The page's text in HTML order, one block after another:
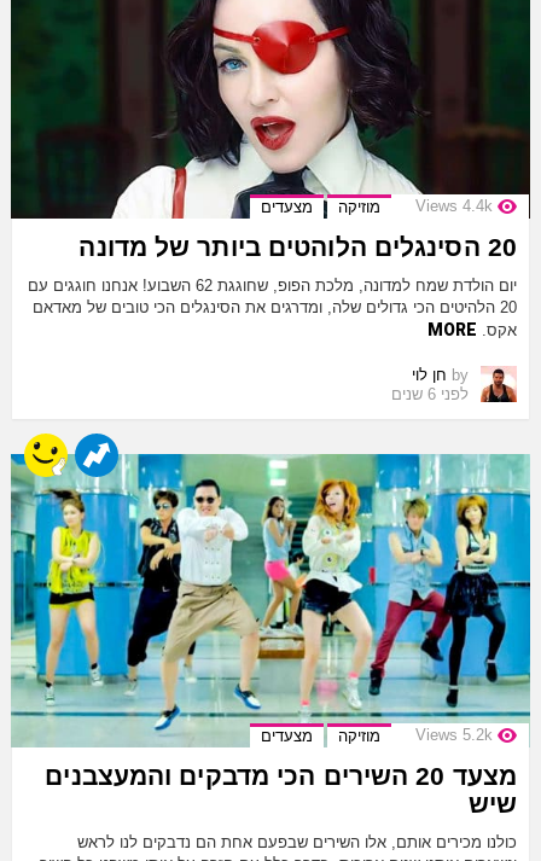
4.4k
Views מוזיקה מצעדים
20 הסינגלים הלוהטים ביותר של מדונה
יום הולדת שמח למדונה, מלכת הפופ, שחוגגת 62 השבוע! אנחנו חוגגים עם
20 הלהיטים הכי גדולים שלה, ומדרגים את הסינגלים הכי טובים של מאדאם
אקס. MORE
by חן לוי
לפני 6 שנים
5.2k
Views מוזיקה מצעדים
מצעד 20 השירים הכי מדבקים והמעצבנים
שיש
כולנו מכירים אותם, אלו השירים שבפעם אחת הם נדבקים לנו לראש